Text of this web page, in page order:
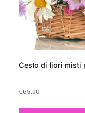
Cesto di fiori misti
€65.00
e freschezza agli
la qualità
che purificano l'aria
nota come
come formaldeide,
il suo fogliame